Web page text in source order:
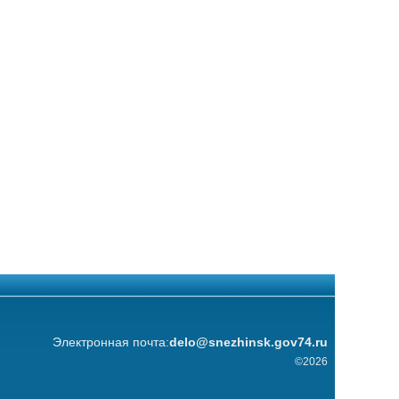
Электронная почта:delo@snezhinsk.gov74.ru
©2026